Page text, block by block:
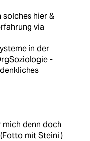
solches hier &
via
in der
-
mich denn doch
mit Steini!)